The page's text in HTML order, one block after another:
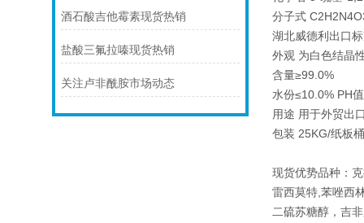
酒石酸吉他霉素现货热销
盐酸三氟拉嗪现货热销
关注卢非酰胺市场动态
分子式
湖北威德利出口
外观 为白色结晶
含量≥99.0%
水份≤10.0% PH
用途 用于外贸出
包装 25KG/纸板
现货优势品种：
雷西莫特,苯唑西
二硫苏糖醇，吉